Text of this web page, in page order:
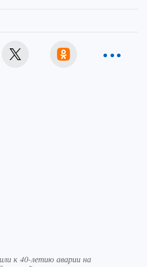
к 40-летию аварии на